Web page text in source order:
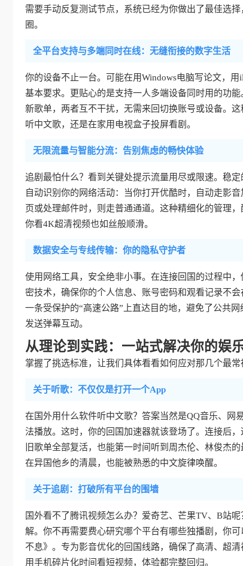
需要手动反复测试节点，系统已经为你做出了最佳选
圈。
全平台支持与多端同时在线：无缝衔接的数字生活
你的设备不止一台。可能在用Windows电脑写论文，
基本要求。更贴心的是支持一人多端设备同时用的功
新歌单，两者互不干扰，无需来回切换账号或设备。
听中文歌，还是在家用电视盒子投屏看剧。
无限流量与智能分流：告别焦虑的畅快体验
追剧最怕什么？看到关键处提示流量用尽或限速。稳
自动识别你的网络活动：当你打开优酷时，自动走影
页或处理邮件时，则走普通通道。这种精细化的管理
你看4K超清视频也如丝般顺滑。
数据安全与专线传输：你的隐私守护者
使用网络工具，安全绝非小事。在连接回国的过程中
密技术，确保你的个人信息、账号密码和观看记录不
一条受保护的“高速公路”上直达目的地，避免了公共
发送弹幕互动。
从理论到实践：一站式解决你的娱
掌握了挑选标准，让我们具体看看如何应对那几个最
关于听歌：不仅仅是打开一个App
在国外用什么软件听中文歌？答案当然是QQ音乐、网
法播放。这时，你的回国加速器就该登场了。连接后
旧歌单全部复活，也能第一时间听到周杰伦、林俊杰
在异国他乡的清晨，也能被熟悉的中文旋律唤醒。
关于追剧：打破所有平台的围墙
国外看不了腾讯视频怎么办？爱奇艺、芒果TV、B站
解。你不再需要费心研究哪个平台有哪些独播剧，你
不息》。专为影音优化的回国线路，确保了高清、超
用手机碎片化时间看短视频，体验都完整回归。